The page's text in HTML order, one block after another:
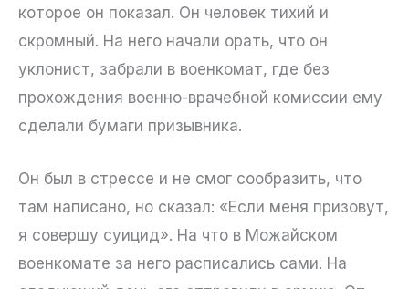
которое он показал. Он человек тихий и
скромный. На него начали орать, что он
уклонист, забрали в военкомат, где без
прохождения военно-врачебной комиссии ему
сделали бумаги призывника.
Он был в стрессе и не смог сообразить, что
там написано, но сказал: «Если меня призовут,
я совершу суицид». На что в Можайском
военкомате за него расписались сами. На